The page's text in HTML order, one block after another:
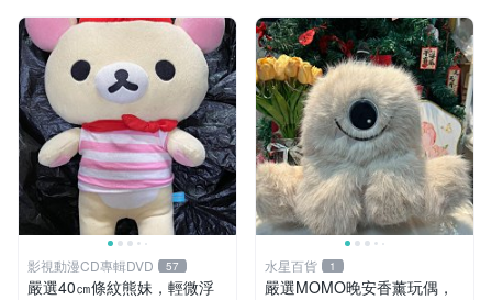
影視動漫CD專輯DVD 57
嚴選40㎝條紋熊妹，輕微浮
水星百貨 1
嚴選MOMO晚安香薰玩偶，